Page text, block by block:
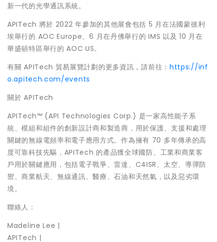
新一代的光學通訊系統。
APITech 將於 2022 年參加的其他展會包括 5 月在法國蒙彼利
埃舉行的 AOC Europe、6 月在丹佛舉行的 IMS 以及 10 月在
華盛頓特區舉行的 AOC US。
有關 APITech 貿易展覽計劃的更多資訊，請前往： https://inf
o.apitech.com/events
關於 APITech
APITech™ (API Technologies Corp.) 是一家高性能子系
統、模組和組件的創新設計商和製造商，用於保護、支援和處理
關鍵的無線電頻率和電子應用方式。作為擁有 70 多年傳承的高
度可靠科技先驅，APITech 的產品獲全球國防、工業和商業客
戶用於關鍵應用，包括電子戰爭、雷達、C4ISR、太空、導彈防
禦、商業航天、無線通訊、醫療、石油和天然氣，以及惡劣環
境。
聯絡人：
Madeline Lee |
APITech |